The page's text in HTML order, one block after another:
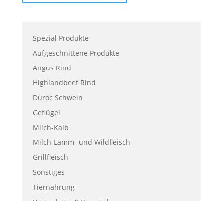
Spezial Produkte
Aufgeschnittene Produkte
Angus Rind
Highlandbeef Rind
Duroc Schwein
Geflügel
Milch-Kalb
Milch-Lamm- und Wildfleisch
Grillfleisch
Sonstiges
Tiernahrung